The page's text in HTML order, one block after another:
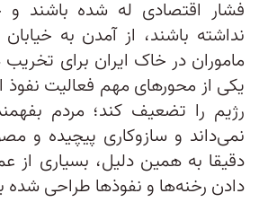
فشار اقتصادی له شده باشند و
نداشته باشند، از آمدن به
ماموران در خاک ایران برای
یکی از محورهای مهم فعالیت
رژیم را تضعیف کند؛ مردم
نمی‌داند و سازوکاری پیچیده و
دقیقا به همین دلیل، بسیاری از
دادن رخنه‌ها و نفوذها طراحی شده